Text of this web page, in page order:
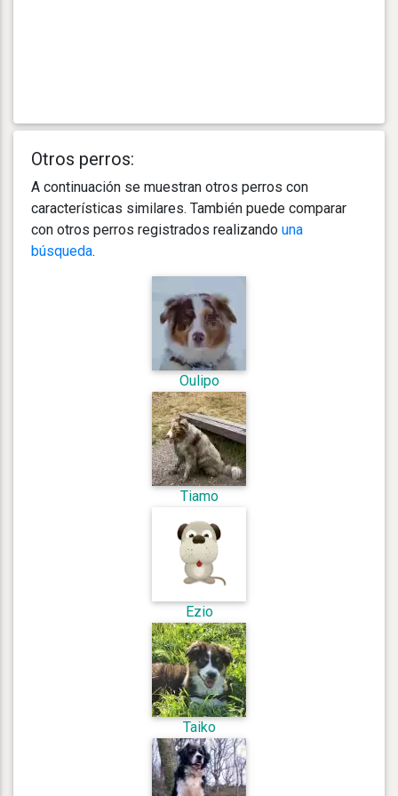
Otros perros:
A continuación se muestran otros perros con
características similares. También puede comparar
con otros perros registrados realizando una
búsqueda.
Oulipo
Tiamo
Ezio
Taiko